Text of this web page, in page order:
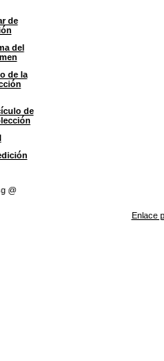
de
del
de la
de
@
Enlace